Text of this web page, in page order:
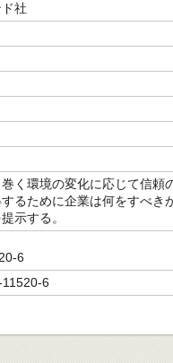
社
く環境の変化に応じて信頼
るために企業は何をすべき
示する。
6
6